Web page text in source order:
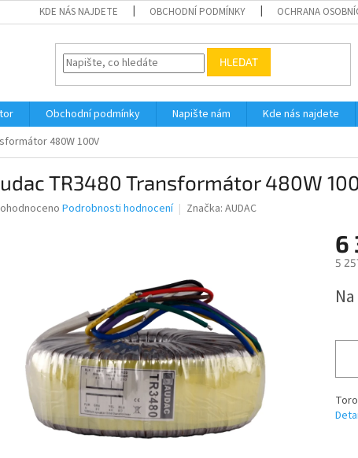
KDE NÁS NAJDETE OBCHODNÍ PODMÍNKY OCHRANA
HLEDAT
Obchodní podmínky Napište nám Kde nás najdete
480W 100V
TR3480 Transformátor 480W
Podrobnosti hodnocení Značka: AUDAC
6
5